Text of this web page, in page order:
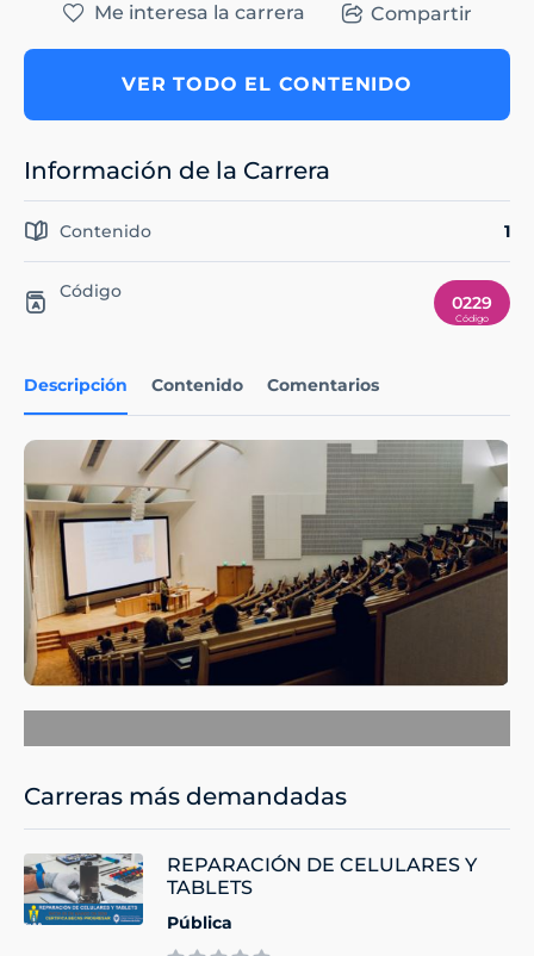
Descripción Contenido Comentarios
Me interesa la carrera Compartir
VER TODO EL CONTENIDO
Información de la Carrera
Contenido 1
Código
0229
Carreras más demandadas
REPARACIÓN DE CELULARES Y
TABLETS
Pública